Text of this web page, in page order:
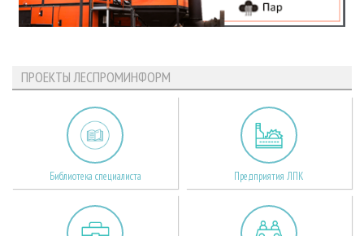
ПРОЕКТЫ ЛЕСПРОМИНФОРМ
Библиотека специалиста Предприятия ЛПК